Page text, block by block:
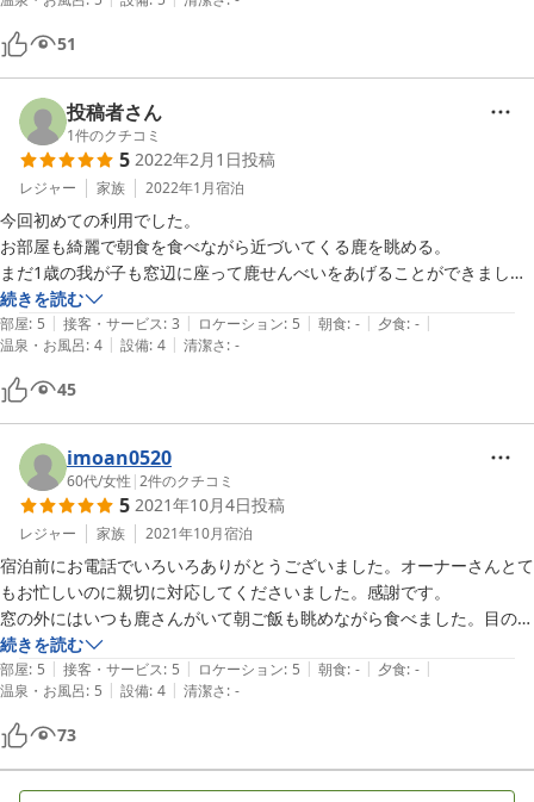
ました。少し体調が悪かったのですが楽しく過ごせました。ありがとう
ございました。
51
投稿者さん
1件のクチコミ
5 2022年2月1日投稿
レジャー 家族 2022年1月宿泊
今回初めての利用でした。
お部屋も綺麗で朝食を食べながら近づいてくる鹿を眺める。
まだ1歳の我が子も窓辺に座って鹿せんべいをあげることができまし
た。
急な時間延長にも応じていただき大変助かりました。
また行きたい場所になりました。
続きを読む
部屋: 5 | 接客・サービス: 3 | ロケーション: 5 | 朝食: - | 夕食: - |
温泉・お風呂: 4 | 設備: 4 | 清潔さ: -
45
imoan0520
60代/女性 |2件のクチコミ
5 2021年10月4日投稿
レジャー 家族 2021年10月宿泊
宿泊前にお電話でいろいろありがとうございました。オーナーさんとて
もお忙しいのに親切に対応してくださいました。感謝です。
窓の外にはいつも鹿さんがいて朝ご飯も眺めながら食べました。目の前
の若草山の緑も快晴の青空も。テンション上がります。春日大社にも近
く、徒歩圏内の二月堂からは生駒山に夕日が沈むのも見られてよかった
です。朝はお散歩がてら大仏殿へ。
駅近のホテルと悩んだのですが、やっぱりここに泊まって良かったで
す。奈良公園をゆっくりお散歩して鹿さんに会いたい。という目的の旅
行にぴったりでした。
続きを読む
部屋: 5 | 接客・サービス: 5 | ロケーション: 5 | 朝食: - | 夕食: - |
温泉・お風呂: 5 | 設備: 4 | 清潔さ: -
73